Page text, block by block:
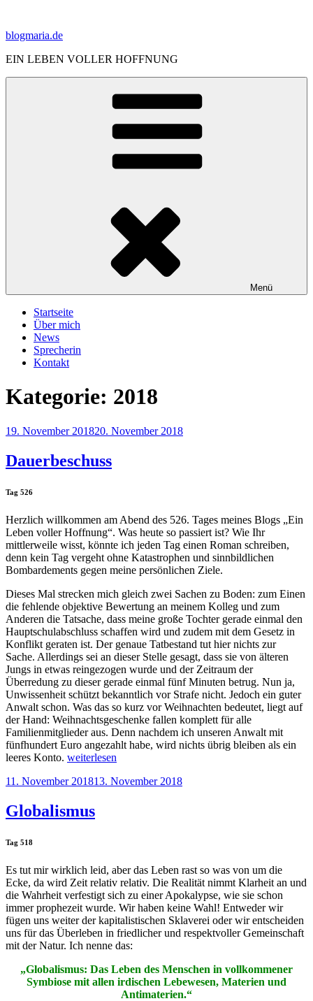
springen
blogmaria.de
EIN LEBEN VOLLER HOFFNUNG
Menü
Startseite
Über mich
News
Sprecherin
Kontakt
Kategorie: 2018
Veröffentlicht
19. November 201820. November 2018
Dauerbeschuss
Tag 526
Herzlich willkommen am Abend des 526. Tages meines Blogs „Ein
Leben voller Hoffnung“. Was heute so passiert ist? Wie Ihr
mittlerweile wisst, könnte ich jeden Tag einen Roman schreiben,
denn kein Tag vergeht ohne Katastrophen und sinnbildlichen
Bombardements gegen meine persönlichen Ziele.
Dieses Mal strecken mich gleich zwei Sachen zu Boden: zum Einen
die fehlende objektive Bewertung an meinem Kolleg und zum
Anderen die Tatsache, dass meine große Tochter gerade einmal den
Hauptschulabschluss schaffen wird und zudem mit dem Gesetz in
Konflikt geraten ist. Der genaue Tatbestand tut hier nichts zur
Sache. Allerdings sei an dieser Stelle gesagt, dass sie von älteren
Jungs in etwas reingezogen wurde und der Zeitraum der
Überredung zu dieser gerade einmal fünf Minuten betrug. Nun ja,
Unwissenheit schützt bekanntlich vor Strafe nicht. Jedoch ein guter
Anwalt schon. Was das so kurz vor Weihnachten bedeutet, liegt auf
der Hand: Weihnachtsgeschenke fallen komplett für alle
Familienmitglieder aus. Denn nachdem ich unseren Anwalt mit
fünfhundert Euro angezahlt habe, wird nichts übrig bleiben als ein
leeres Konto. „Dauerbeschuss“
weiterlesen
Veröffentlicht
11. November 201813. November 2018
Globalismus
Tag 518
Es tut mir wirklich leid, aber das Leben rast so was von um die
Ecke, da wird Zeit relativ relativ. Die Realität nimmt Klarheit an und
die Wahrheit verfestigt sich zu einer Apokalypse, wie sie schon
immer prophezeit wurde. Wir haben keine Wahl! Entweder wir
fügen uns weiter der kapitalistischen Sklaverei oder wir entscheiden
uns für das Überleben in friedlicher und respektvoller Gemeinschaft
mit der Natur. Ich nenne das:
„Globalismus: Das Leben des Menschen in vollkommener
Symbiose mit allen irdischen Lebewesen, Materien und
Antimaterien.“